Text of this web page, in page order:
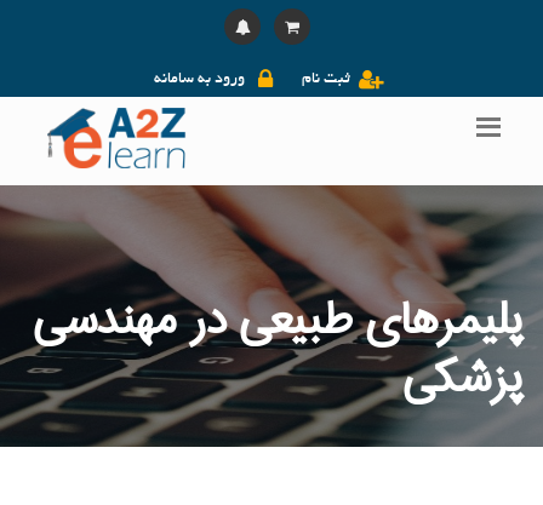
ورود به سامانه ثبت نام
پلیمرهای طبیعی در مهندسی
پزشکی